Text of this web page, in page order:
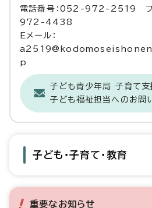
電話番号：052-972-2519 フ
972-4438
Eメール：
p
子ども青少年局 子育て
子ども福祉担当へのお問
子ども・子育て・教育
重要なお知らせ